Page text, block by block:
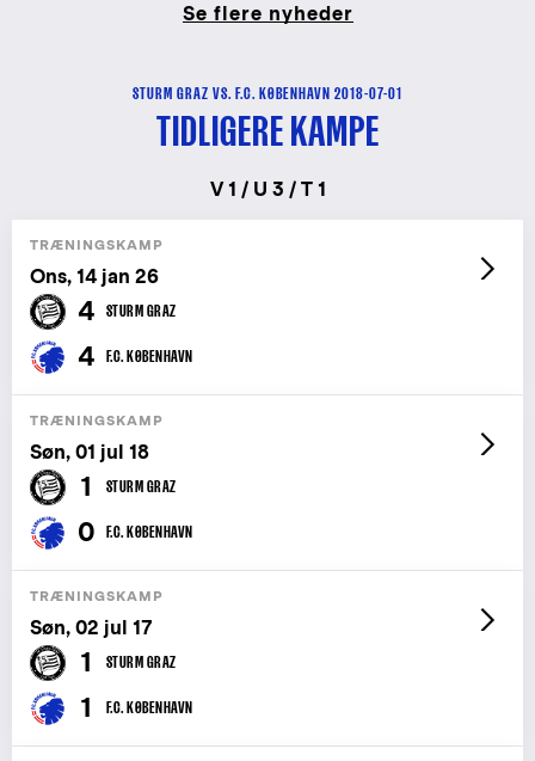
Se flere nyheder
STURM GRAZ VS. F.C. KØBENHAVN 2018-07-01
TIDLIGERE KAMPE
V 1 / U 3 / T 1
TRÆNINGSKAMP
Ons, 14 jan 26
4 STURM GRAZ
4 F.C. KØBENHAVN
TRÆNINGSKAMP
Søn, 01 jul 18
1 STURM GRAZ
0 F.C. KØBENHAVN
TRÆNINGSKAMP
Søn, 02 jul 17
1 STURM GRAZ
1 F.C. KØBENHAVN